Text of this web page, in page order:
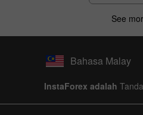
See
Bahasa Malay
InstaForex adalah